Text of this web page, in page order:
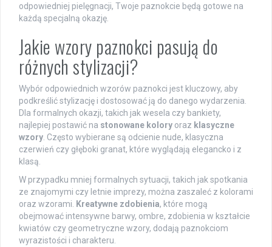
odpowiedniej pielęgnacji, Twoje paznokcie będą gotowe na
każdą specjalną okazję.
Jakie wzory paznokci pasują do
różnych stylizacji?
Wybór odpowiednich wzorów paznokci jest kluczowy, aby
podkreślić stylizację i dostosować ją do danego wydarzenia.
Dla formalnych okazji, takich jak wesela czy bankiety,
najlepiej postawić na stonowane kolory oraz klasyczne
wzory. Często wybierane są odcienie nude, klasyczna
czerwień czy głęboki granat, które wyglądają elegancko i z
klasą.
W przypadku mniej formalnych sytuacji, takich jak spotkania
ze znajomymi czy letnie imprezy, można zaszaleć z kolorami
oraz wzorami. Kreatywne zdobienia, które mogą
obejmować intensywne barwy, ombre, zdobienia w kształcie
kwiatów czy geometryczne wzory, dodają paznokciom
wyrazistości i charakteru.